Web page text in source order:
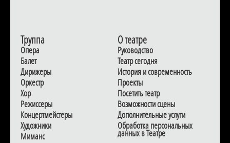
Труппа
Опера
Балет
Дирижеры
Оркестр
Хор
Режиссеры
Концертмейстеры
Художники
Миманс
О театре
Руководство
Театр сегодня
История и современность
Проекты
Посетить театр
Возможности сцены
Дополнительные услуги
Обработка персональных
данных в Театре